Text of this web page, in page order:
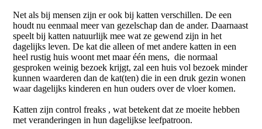
Net als bij mensen zijn er ook bij katten verschillen. De een
houdt nu eenmaal meer van gezelschap dan de ander. Daarnaast
speelt bij katten natuurlijk mee wat ze gewend zijn in het
dagelijks leven. De kat die alleen of met andere katten in een
heel rustig huis woont met maar één mens, die normaal
gesproken weinig bezoek krijgt, zal een huis vol bezoek minder
kunnen waarderen dan de kat(ten) die in een druk gezin wonen
waar dagelijks kinderen en hun ouders over de vloer komen.
Katten zijn control freaks , wat betekent dat ze moeite hebben
met veranderingen in hun dagelijkse leefpatroon.